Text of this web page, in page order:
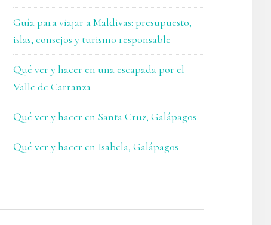
Guía para viajar a Maldivas: presupuesto,
islas, consejos y turismo responsable
Qué ver y hacer en una escapada por el
Valle de Carranza
Qué ver y hacer en Santa Cruz, Galápagos
Qué ver y hacer en Isabela, Galápagos